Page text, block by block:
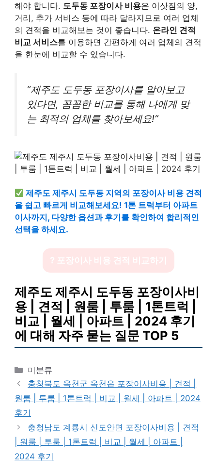
해야 합니다. 도두동 포장이사 비용은 이삿짐의 양,
거리, 추가 서비스 등에 따라 달라지므로 여러 업체
의 견적을 비교해보는 것이 좋습니다. 온라인 견적
비교 서비스를 이용하면 간편하게 여러 업체의 견적
을 한눈에 비교할 수 있습니다.
“제주도 도두동 포장이사를 알아보고
있다면, 꼼꼼한 비교를 통해 나에게 맞
는 최적의 업체를 찾아보세요!”
제주도 제주시 도두동 지역의 포장이사 비용 견적
을 쉽고 빠르게 비교해보세요! 1톤 트럭부터 아파트
이사까지, 다양한 옵션과 후기를 확인하여 합리적인
선택을 하세요.
? 포장이사 비용 견적 비교하기
제주도 제주시 도두동 포장이사비
용 | 견적 | 원룸 | 투룸 | 1톤트럭 |
비교 | 월세 | 아파트 | 2024 후기
에 대해 자주 묻는 질문 TOP 5
카
테
고
리
미분류
충청북도 옥천군 옥천읍 포장이사비용 | 견적 |
원룸 | 투룸 | 1톤트럭 | 비교 | 월세 | 아파트 | 2024
후기
충청남도 계룡시 신도안면 포장이사비용 | 견적
| 원룸 | 투룸 | 1톤트럭 | 비교 | 월세 | 아파트 |
2024 후기